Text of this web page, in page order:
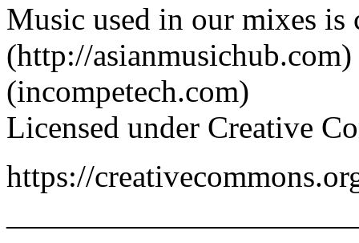
Music used in our mixes
(http://
(incompetech.com)
Licensed under Creative
https://